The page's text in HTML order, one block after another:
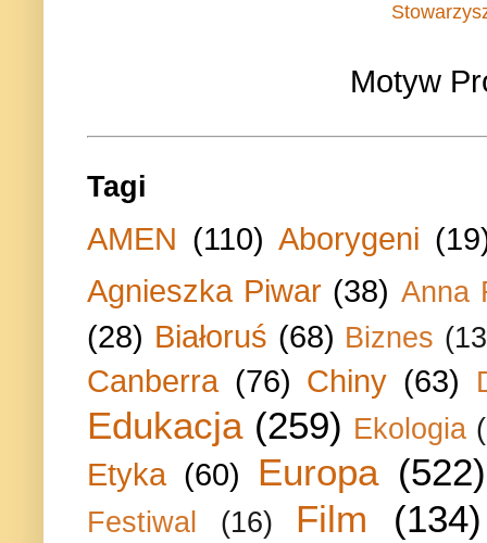
Motyw
Tagi
AMEN (110) Aborygeni
Agnieszka Piwar (38) Anna
(28) Białoruś (68) Biznes
Canberra (76) Chiny (63)
Edukacja (259) Ekologia
Etyka (60) Europa (522)
Festiwal (16) Film
(134)